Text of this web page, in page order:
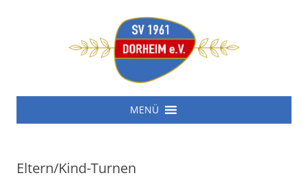
SV 1961 Dorheim e.V.
Zum
MENÜ
Eltern/Kind-Turnen